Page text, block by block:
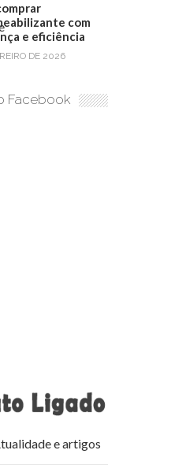
com
e eficiência
DE 2026
Facebook
e artigos